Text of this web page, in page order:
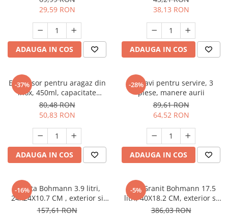
depozitare legume, bucatarie
29,59 RON
ADAUGA IN COS
38,13 RON
ADAUGA IN COS
-37%
Espressor pentru aragaz din
inox, 450ml, capacitate
maxima: 9 cupe
80,48 RON
50,83 RON
ADAUGA IN COS
-28%
Set tavi pentru servire, 3
piese, manere aurii
89,61 RON
64,52 RON
ADAUGA IN COS
-16%
Cratita Bohmann 3.9 litri,
24X24X10.7 CM , exterior si
interior granit, cu capac
157,61 RON
-5%
Tuci Granit Bohmann 17.5
litri, 40X18.2 CM, exterior si
interior granit, cu capac
386,03 RON